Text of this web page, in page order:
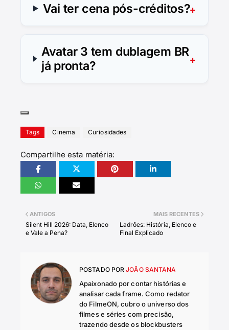
Vai ter cena pós-créditos?
Avatar 3 tem dublagem BR
já pronta?
Tags Cinema Curiosidades
Compartilhe esta matéria:
MAIS RECENTES
Ladrões: História, Elenco e
Final Explicado
ANTIGOS
Silent Hill 2026: Data, Elenco
e Vale a Pena?
POSTADO POR JOÃO SANTANA
Apaixonado por contar histórias e
analisar cada frame. Como redator
do FilmeON, cubro o universo dos
filmes e séries com precisão,
trazendo desde os blockbusters